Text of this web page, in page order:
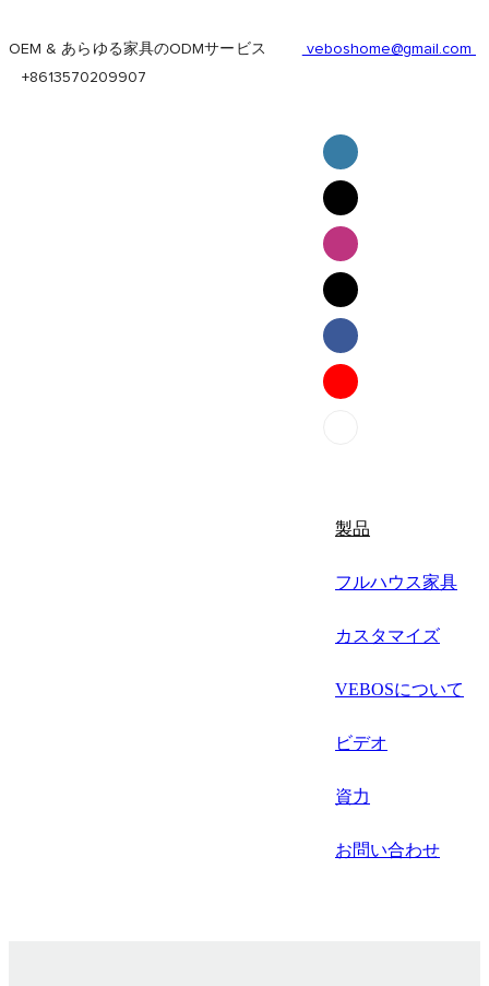
OEM & あらゆる家具のODMサービス
veboshome@gmail.com
+8613570209907
English
Pilipino
ภาษาไทย
русский
italiano
français
Español
製品
フルハウス家具
カスタマイズ
VEBOSについて
ビデオ
資力
お問い合わせ